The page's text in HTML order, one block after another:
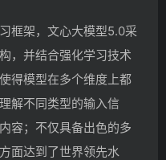
框架，文心大模型5.0采
，并结合强化学习技术
得模型在多个维度上都
解不同类型的输入信
容；不仅具备出色的多
面达到了世界领先水